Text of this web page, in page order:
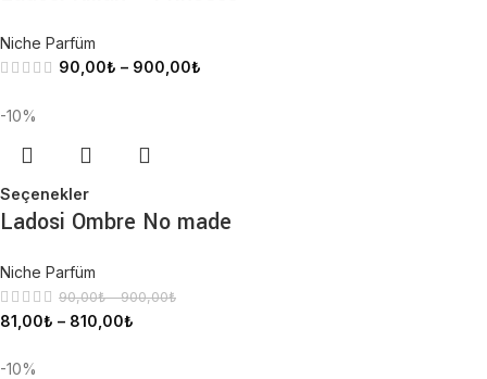
Niche Parfüm
90,00₺ – 900,00₺
-10%
Seçenekler
Ladosi Ombre No made
Niche Parfüm
90,00₺ –900,00₺
81,00₺ – 810,00₺
-10%